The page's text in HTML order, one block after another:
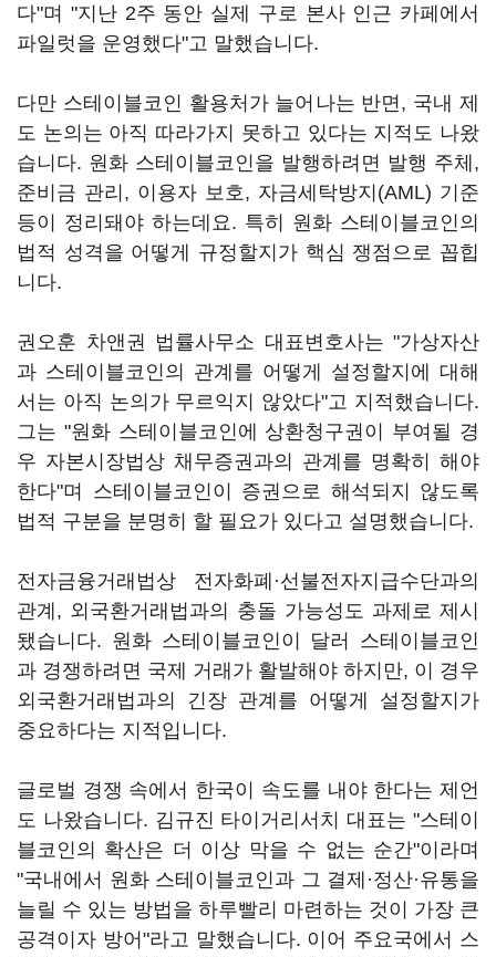
다"며 "지난 2주 동안 실제 구로 본사 인근 카페에서
파일럿을 운영했다"고 말했습니다.
다만 스테이블코인 활용처가 늘어나는 반면, 국내 제
도 논의는 아직 따라가지 못하고 있다는 지적도 나왔
습니다. 원화 스테이블코인을 발행하려면 발행 주체,
준비금 관리, 이용자 보호, 자금세탁방지(AML) 기준
등이 정리돼야 하는데요. 특히 원화 스테이블코인의
법적 성격을 어떻게 규정할지가 핵심 쟁점으로 꼽힙
니다.
권오훈 차앤권 법률사무소 대표변호사는 "가상자산
과 스테이블코인의 관계를 어떻게 설정할지에 대해
서는 아직 논의가 무르익지 않았다"고 지적했습니다.
그는 "원화 스테이블코인에 상환청구권이 부여될 경
우 자본시장법상 채무증권과의 관계를 명확히 해야
한다"며 스테이블코인이 증권으로 해석되지 않도록
법적 구분을 분명히 할 필요가 있다고 설명했습니다.
전자금융거래법상 전자화폐·선불전자지급수단과의
관계, 외국환거래법과의 충돌 가능성도 과제로 제시
됐습니다. 원화 스테이블코인이 달러 스테이블코인
과 경쟁하려면 국제 거래가 활발해야 하지만, 이 경우
외국환거래법과의 긴장 관계를 어떻게 설정할지가
중요하다는 지적입니다.
글로벌 경쟁 속에서 한국이 속도를 내야 한다는 제언
도 나왔습니다. 김규진 타이거리서치 대표는 "스테이
블코인의 확산은 더 이상 막을 수 없는 순간"이라며
"국내에서 원화 스테이블코인과 그 결제·정산·유통을
늘릴 수 있는 방법을 하루빨리 마련하는 것이 가장 큰
공격이자 방어"라고 말했습니다. 이어 주요국에서 스